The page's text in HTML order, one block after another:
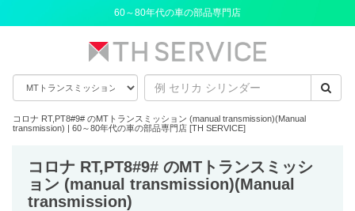
60～80年代の車の部品専門店
コロナ RT,PT8#9# のMTトランスミッション (manual transmission)(Manual
transmission) | 60～80年代の車の部品専門店 [TH SERVICE]
コロナ RT,PT8#9# のMTトランスミッシ
ョン (manual transmission)(Manual
transmission)